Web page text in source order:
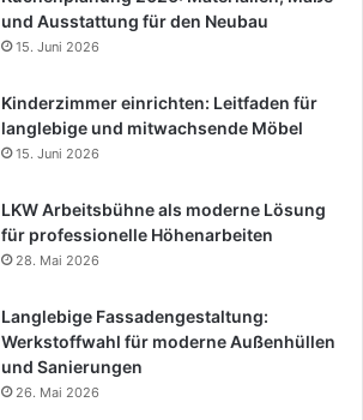
und Ausstattung für den Neubau
15. Juni 2026
Kinderzimmer einrichten: Leitfaden für
langlebige und mitwachsende Möbel
15. Juni 2026
LKW Arbeitsbühne als moderne Lösung
für professionelle Höhenarbeiten
28. Mai 2026
Langlebige Fassadengestaltung:
Werkstoffwahl für moderne Außenhüllen
und Sanierungen
26. Mai 2026